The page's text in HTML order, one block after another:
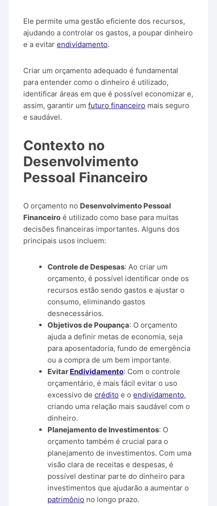
Ele permite uma gestão eficiente dos recursos,
ajudando a controlar os gastos, a poupar dinheiro
e a evitarendividamento.
Criar um orçamento adequado é fundamental
para entender como o dinheiro é utilizado,
identificar áreas em que é possível economizar e,
assim, garantir umfuturo financeiro mais seguro
e saudável.
Contexto no
Desenvolvimento
Pessoal Financeiro
O orçamento no Desenvolvimento Pessoal
Financeiro é utilizado como base para muitas
decisões financeiras importantes. Alguns dos
principais usos incluem:
Controle de Despesas: Ao criar um
orçamento, é possível identificar onde os
recursos estão sendo gastos e ajustar o
consumo, eliminando gastos
desnecessários.
Objetivos de Poupança: O orçamento
ajuda a definir metas de economia, seja
para aposentadoria, fundo de emergência
ou a compra de um bem importante.
Evitar Endividamento: Com o controle
orçamentário, é mais fácil evitar o uso
excessivo decrédito e oendividamento,
criando uma relação mais saudável com o
dinheiro.
Planejamento de Investimentos: O
orçamento também é crucial para o
planejamento de investimentos. Com uma
visão clara de receitas e despesas, é
possível destinar parte do dinheiro para
investimentos que ajudarão a aumentar o
patrimônio no longo prazo.